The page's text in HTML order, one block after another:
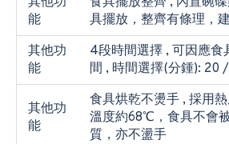
能
具擺放，整齊有條理，
其他功
能
4段時間選擇 , 可因應食
間 , 時間選擇(分鍾):
其他功
能
食具烘乾不燙手 , 採用
溫度約68℃，食具不會
質，亦不盪手